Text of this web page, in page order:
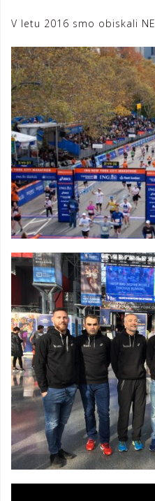
V letu 2016 smo obiskali